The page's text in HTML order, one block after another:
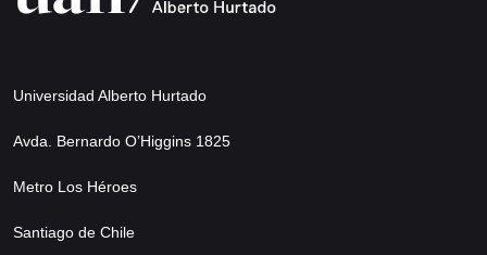
Universidad Alberto Hurtado
Avda. Bernardo O’Higgins 1825
Metro Los Héroes
Santiago de Chile